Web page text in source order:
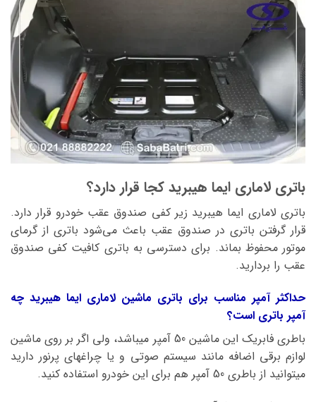
باتری لاماری ایما هیبرید کجا قرار دارد؟
باتری لاماری ایما هیبرید زیر کفی صندوق عقب خودرو قرار دارد.
قرار گرفتن باتری در صندوق عقب باعث می‌شود باتری از گرمای
موتور محفوظ بماند. برای دسترسی به باتری کافیت کفی صندوق
عقب را بردارید.
حداکثر آمپر مناسب برای باتری ماشین لاماری ایما هیبرید چه
آمپر باتری است؟
باطری فابریک این ماشین 50 آمپر میباشد، ولی اگر بر روی ماشین
لوازم برقی اضافه مانند سیستم صوتی و یا چراغهای پرنور دارید
میتوانید از باطری 50 آمپر هم برای این خودرو استفاده کنید.